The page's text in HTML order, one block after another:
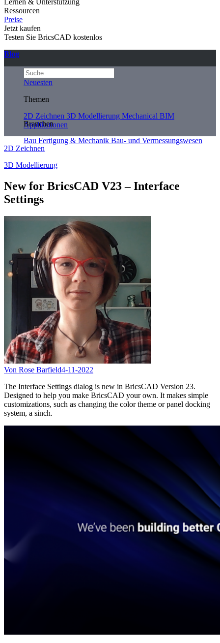
Lernen & Unterstützung
Ressourcen
Preise
Jetzt kaufen
Testen Sie BricsCAD kostenlos
Blog
Neuesten
Themen
2D Zeichnen 3D Modellierung Mechanical BIM
Applikationen
Branchen
Bau Fertigung & Mechanik Bau- und Vermessungswesen
2D Zeichnen
3D Modellierung
New for BricsCAD V23 – Interface
Settings
Von Rose Barfield4-11-2022
The Interface Settings dialog is new in BricsCAD Version 23.
Designed to help you make BricsCAD your own. It makes simple
customizations, such as changing the color theme or panel docking
system, a sinch.